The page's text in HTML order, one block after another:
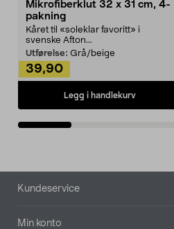
Mikrofiberklut 32 x 31 cm, 4-
pakning
Kåret til «soleklar favoritt» i
svenske Afton...
Utførelse: Grå/beige
39,90
Legg i handlekurv
Bunntekst
Kundeservice
Min konto